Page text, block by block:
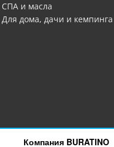
Компания BURATINO
СПА и масла
Для дома, дачи и кемпинга